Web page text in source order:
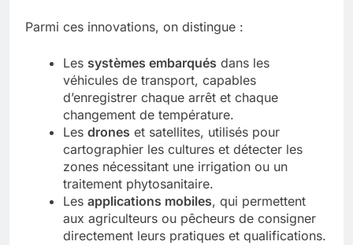
Parmi ces innovations, on distingue :
Les systèmes embarqués dans les
véhicules de transport, capables
d’enregistrer chaque arrêt et chaque
changement de température.
Les drones et satellites, utilisés pour
cartographier les cultures et détecter les
zones nécessitant une irrigation ou un
traitement phytosanitaire.
Les applications mobiles, qui permettent
aux agriculteurs ou pêcheurs de consigner
directement leurs pratiques et qualifications.